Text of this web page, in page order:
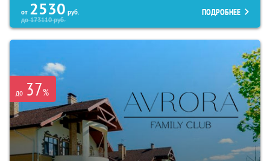
от 2530 руб.
до173110руб.
ПОДРОБНЕЕ
до 37%